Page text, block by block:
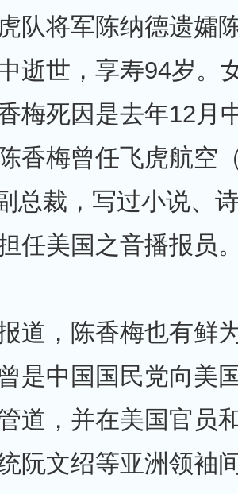
队将军陈纳德遗孀
逝世，享寿94岁。
梅死因是去年12月
香梅曾任飞虎航空
总裁，写过小说、
任美国之音播报员
道，陈香梅也有鲜
是中国国民党向美
道，并在美国官员
阮文绍等亚洲领袖